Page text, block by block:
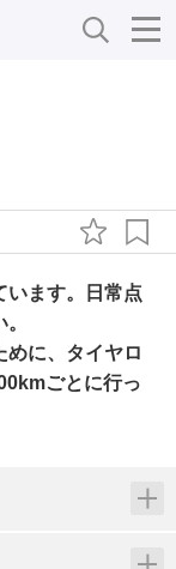
います。日常点
めに、タイヤロ
ごとに行っ